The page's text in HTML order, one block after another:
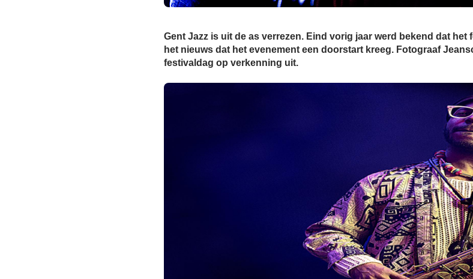
Gent Jazz is uit de as verrezen. Eind vorig jaar werd bekend dat het
het nieuws dat het evenement een doorstart kreeg. Fotograaf
festivaldag op verkenning uit.